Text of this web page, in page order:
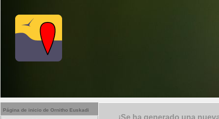
Página de inicio de Ornitho Euskadi
¡Se ha generado una